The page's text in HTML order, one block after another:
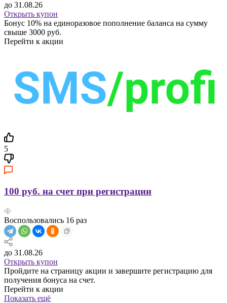
до 31.08.26
Открыть купон
Бонус 10% на единоразовое пополнение баланса на сумму
свыше 3000 руб.
Перейти к акции
5
100 руб. на счет при регистрации
Воспользовались 16 раз
до 31.08.26
Открыть купон
Пройдите на страницу акции и завершите регистрацию для
получения бонуса на счет.
Перейти к акции
Показать ещё